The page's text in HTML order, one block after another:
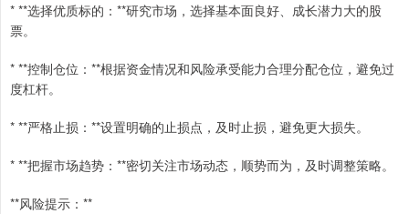
* **选择优质标的：**研究市场，选择基本面良好、成长潜力大的股
票。
* **控制仓位：**根据资金情况和风险承受能力合理分配仓位，避免过
度杠杆。
* **严格止损：**设置明确的止损点，及时止损，避免更大损失。
* **把握市场趋势：**密切关注市场动态，顺势而为，及时调整策略。
**风险提示：**